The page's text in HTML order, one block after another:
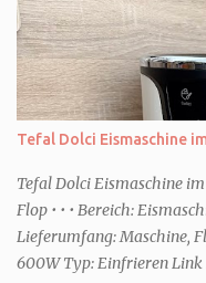
dass viel mehr
ist ein Thriller, bei dem
die Titel aus? Erst vor
Thriller mit dem gleichen
unterschiedlich, haben
Tefal Dolci Eismaschine
Tefal Dolci Eismaschine
Flop • • • Bereich:
Lieferumfang: Maschine,
600W Typ: Einfrieren